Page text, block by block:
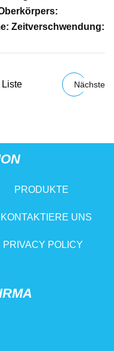
Zeitverschwendung:
Liste Nächste
PRODUKTE
KONTAKTIERE UNS
PRIVACY POLICY